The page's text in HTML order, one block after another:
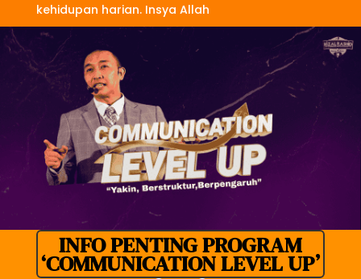
kehidupan harian. Insya Allah
INFO PENTING PROGRAM
‘COMMUNICATION LEVEL UP’